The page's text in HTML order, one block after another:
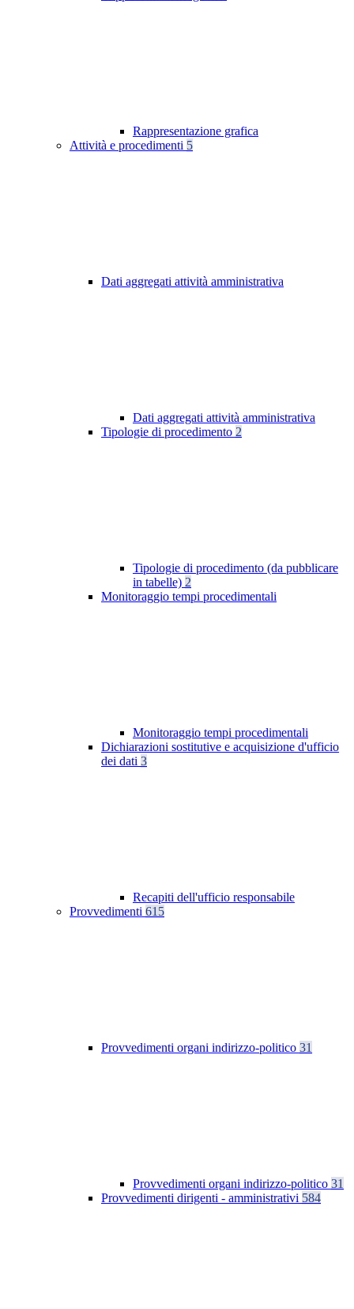
Rappresentazione grafica
Attività e procedimenti 5
Dati aggregati attività amministrativa
Dati aggregati attività amministrativa
Tipologie di procedimento 2
Tipologie di procedimento (da pubblicare
in tabelle) 2
Monitoraggio tempi procedimentali
Monitoraggio tempi procedimentali
Dichiarazioni sostitutive e acquisizione d'ufficio
dei dati 3
Recapiti dell'ufficio responsabile
Provvedimenti 615
Provvedimenti organi indirizzo-politico 31
Provvedimenti organi indirizzo-politico 31
Provvedimenti dirigenti - amministrativi 584